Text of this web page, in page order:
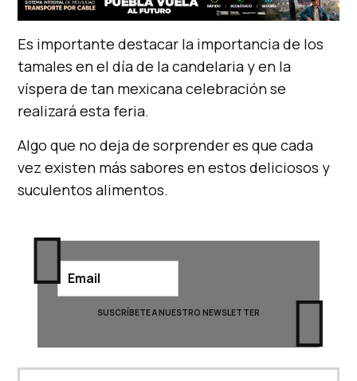
Es importante destacar la importancia de los
tamales en el día de la candelaria y en la
víspera de tan mexicana celebración se
realizará esta feria.
Algo que no deja de sorprender es que cada
vez existen más sabores en estos deliciosos y
suculentos alimentos.